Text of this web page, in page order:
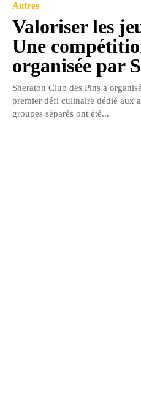
Autres
Valoriser les
Une
organisée par
Sheraton Club des Pins a
premier défi culinaire dédié aux
groupes séparés ont été...